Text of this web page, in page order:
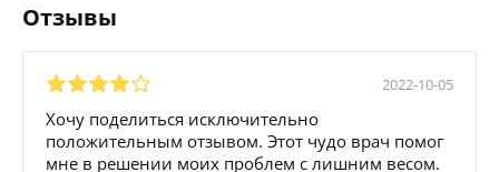
Отзывы
2022-10-05
Хочу поделиться исключительно
положительным отзывом. Этот чудо врач помог
мне в решении моих проблем с лишним весом.